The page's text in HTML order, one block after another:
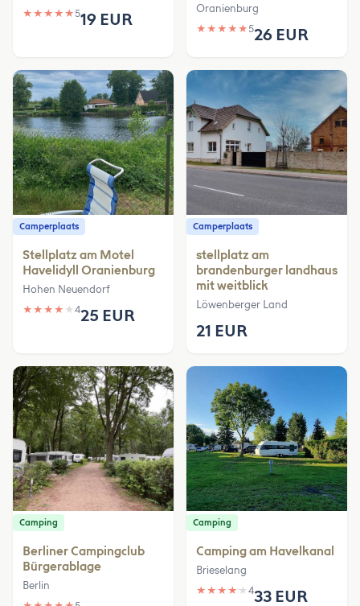
★ ★ ★ ★ ★519 EUR
Oranienburg
★ ★ ★ ★ ★526 EUR
Camperplaats
Stellplatz am Motel
Havelidyll Oranienburg
Hohen Neuendorf
★ ★ ★ ★ ★ 425 EUR
Camperplaats
stellplatz am
brandenburger landhaus
mit weitblick
Löwenberger Land
21 EUR
Camping
Berliner Campingclub
Bürgerablage
Berlin
Camping
Camping am Havelkanal
Brieselang
★ ★ ★ ★ ★ 433 EUR